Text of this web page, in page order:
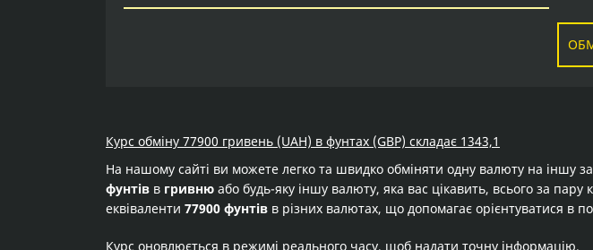
Курс обміну 77900 гривень (UAH) в фунтах (GBP) складає 1343,1
На нашому сайті ви можете легко та швидко обміняти одну валюту на іншу
фунтів в гривню або будь-яку іншу валюту, яка вас цікавить, всього за
еквіваленти 77900 фунтів в різних валютах, що допомагає орієнтуватися в
Курс оновлюється в режимі реального часу, щоб надати точну інформацію.